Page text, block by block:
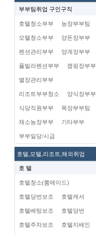
부부팀취업 구인구직
호텔청소부부 농장부부팀
모텔청소부부 양돈장부부
펜션관리부부 양계장부부
플빌라펜션부부 캠핑장부부
별장관리부부
리조트부부청소 양식장부부
식당직원부부 목장부부팀
채소농장부부 기타부부
부부일당/시급
호텔,모텔,리조트,해외취업
호 텔
호텔청소(룸메이드)
호텔당번보조 호텔캐셔
호텔베팅보조 호텔당번
호텔주차보조 호텔지배인